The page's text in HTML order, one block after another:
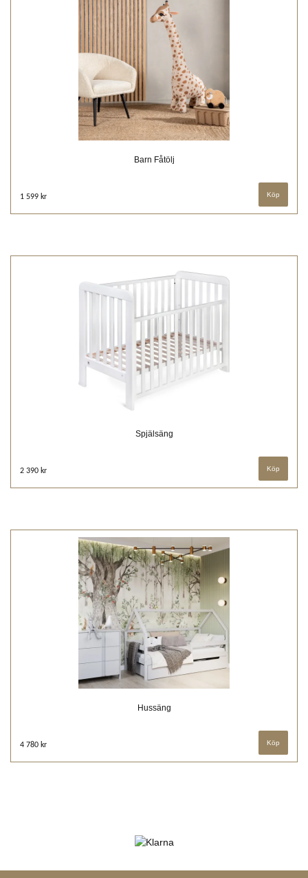
Barn Fåtölj
1 599 kr
Spjälsäng
2 390 kr
Hussäng
4 780 kr